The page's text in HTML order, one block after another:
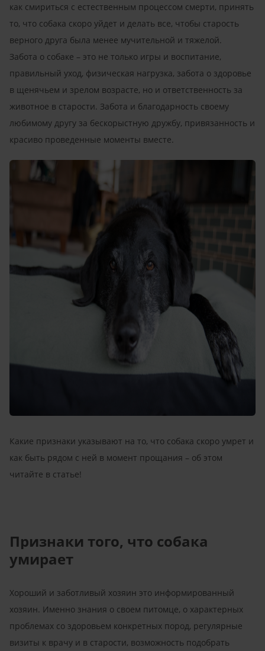
как смириться с естественным процессом смерти, принять
то, что собака скоро уйдет и делать все, чтобы старость
верного друга была менее мучительной и тяжелой.
Забота о собаке – это не только игры и воспитание,
правильный уход, физическая нагрузка, забота о здоровье
в щенячьем и зрелом возрасте, но и ответственность за
животное в старости. Забота и благодарность своему
любимому другу за бескорыстную дружбу, привязанность и
красиво проведенные моменты вместе.
Какие признаки указывают на то, что собака скоро умрет и
как быть рядом с ней в момент прощания – об этом
читайте в статье!
Признаки того, что собака
умирает
Хороший и заботливый хозяин это информированный
хозяин. Именно знания о своем питомце, о характерных
проблемах со здоровьем конкретных пород, регулярные
визиты к врачу и в старости, возможность подобрать